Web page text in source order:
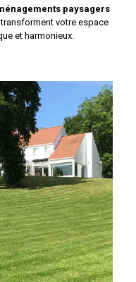
paysagers
votre espace
et harmonieux.